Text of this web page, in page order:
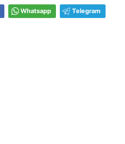
Whatsapp Telegram